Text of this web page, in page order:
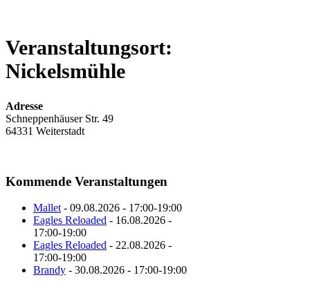
Nickelsmühle
Adresse
Schneppenhäuser Str. 49
64331 Weiterstadt
Kommende Veranstaltungen
Mallet - 09.08.2026 - 17:00-19:00
Eagles Reloaded - 16.08.2026 -
17:00-19:00
Eagles Reloaded - 22.08.2026 -
17:00-19:00
Brandy - 30.08.2026 - 17:00-19:00